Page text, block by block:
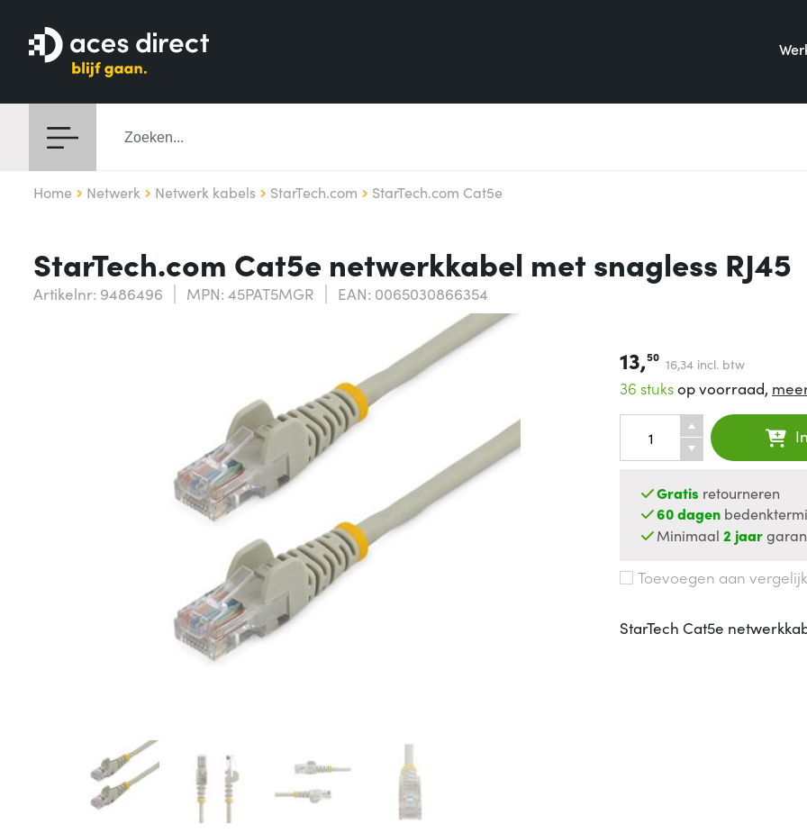
Home Netwerk Netwerk kabels StarTech.com StarTech.com Cat5e
StarTech.com Cat5e netwerkkabel met snagless RJ45
Artikelnr: 9486496 MPN: 45PAT5MGR EAN: 0065030866354
13,50 16,34 incl. btw
36 stuksop voorraad,
Gratis retourneren
60 dagen
Minimaal2 jaar
Toevoegen aan
StarTech Cat5e